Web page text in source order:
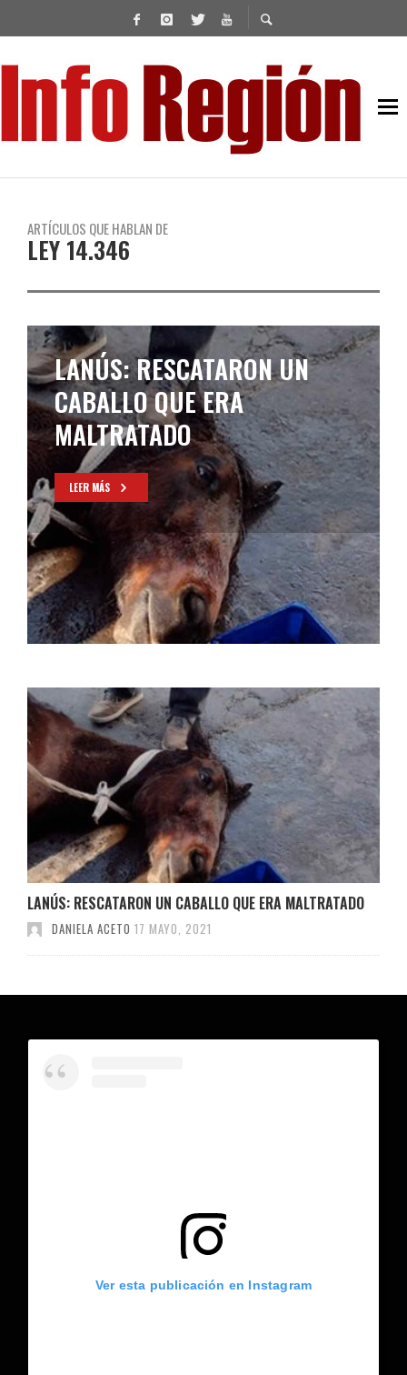
ARTÍCULOS QUE HABLAN DE
LEY 14.346
LANÚS: RESCATARON UN
CABALLO QUE ERA
MALTRATADO
LEER MÁS
LANÚS: RESCATARON UN CABALLO QUE ERA MALTRATADO
DANIELA ACETO 17 MAYO, 2021
Ver esta publicación en Instagram